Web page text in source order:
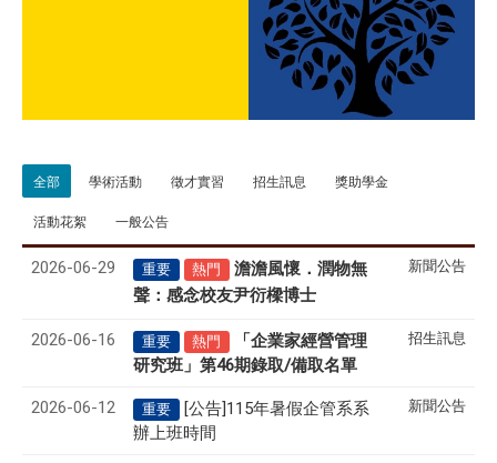
全部 學術活動 徵才實習 招生訊息 獎助學金
活動花絮 一般公告
2026-06-29 重要 熱門
澹澹風懷．潤物無
聲 ： 感念校友尹衍樑博士
新聞公告
2026-06-16 重要 熱門
「企業家經營管理
研究班」第46期錄取/備取名單
招生訊息
2026-06-12 重要
[公告]115年暑假企管系系
辦上班時間
新聞公告